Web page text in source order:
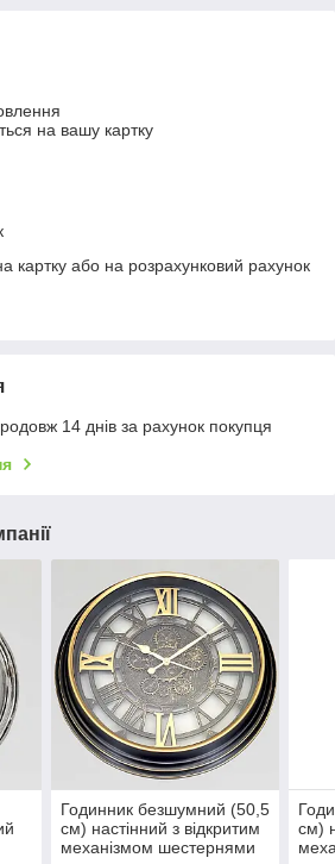
на вашу картку
картку або на розрахунковий рахунок
14 днів за рахунок покупця
Годинник безшумний (50,5
см) настінний з відкритим
механізмом шестернями
см)